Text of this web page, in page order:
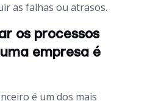
as falhas ou atrasos.
os processos
empresa é
é um dos mais